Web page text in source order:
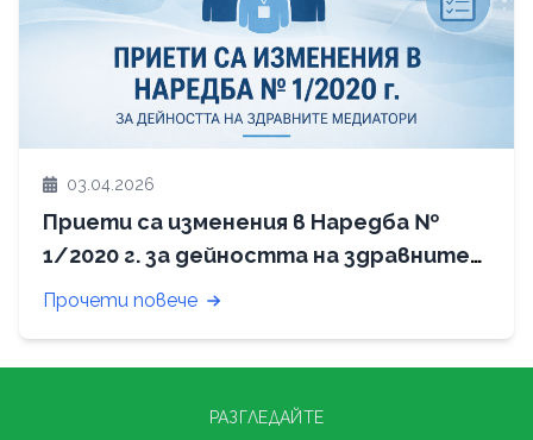
03.04.2026
Приети са изменения в Наредба №
1/2020 г. за дейността на здравните
медиатори
Прочети повече
РАЗГЛЕДАЙТЕ